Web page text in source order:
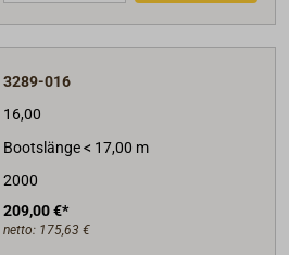
3289-016
16,00
Bootslänge < 17,00 m
2000
209,00 €*
netto: 175,63 €